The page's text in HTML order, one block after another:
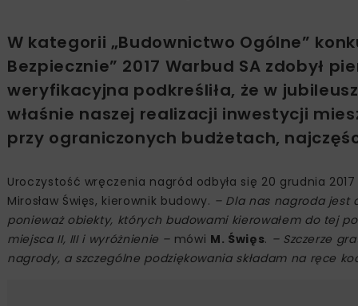
W kategorii „Budownictwo Ogólne”
Bezpiecznie” 2017 Warbud SA zdobył
weryfikacyjna podkreśliła, że w
właśnie naszej realizacji inwestycji
przy ograniczonych budżetach,
Uroczystość wręczenia nagród odbyła się 20 grudnia
Mirosław Święs, kierownik budowy. – Dla nas nagroda jest
ponieważ obiekty, których budowami kierowałem do tej
miejsca II, III i wyróżnienie – mówi M. Święs. – Szczerze
nagrody, a szczególne podziękowania składam na ręce